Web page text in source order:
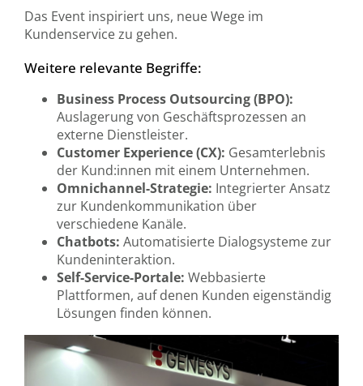
Das Event inspiriert uns, neue Wege im
Kundenservice zu gehen.
Weitere relevante Begriffe:
Business Process Outsourcing (BPO):
Auslagerung von Geschäftsprozessen an
externe Dienstleister.
Customer Experience (CX): Gesamterlebnis
der Kund:innen mit einem Unternehmen.
Omnichannel-Strategie: Integrierter Ansatz
zur Kundenkommunikation über
verschiedene Kanäle.
Chatbots: Automatisierte Dialogsysteme zur
Kundeninteraktion.
Self-Service-Portale: Webbasierte
Plattformen, auf denen Kunden eigenständig
Lösungen finden können.